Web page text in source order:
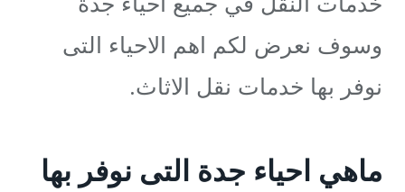
وسوف نعرض لكم اهم الاحياء التى
نوفر بها خدمات نقل الاثاث.
ماهي احياء جدة التى نوفر بها